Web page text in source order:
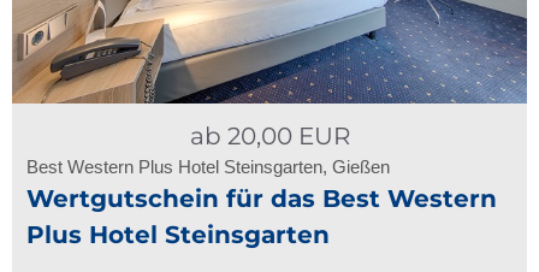
ab 20,00EUR
Best Western Plus Hotel Steinsgarten, Gießen
Wertgutschein für das Best Western
Plus Hotel Steinsgarten